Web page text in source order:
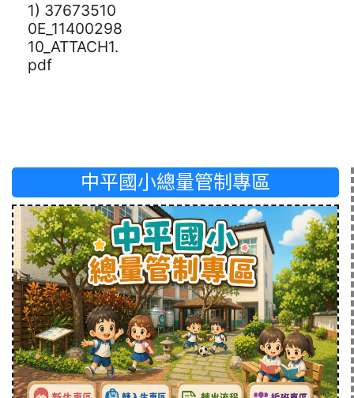
1) 37673510
0E_11400298
10_ATTACH1.
pdf
中平國小總量管制專區